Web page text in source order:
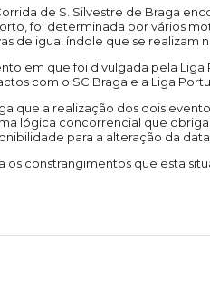
de S. Silvestre de Braga
foi determinada por vários
de igual índole que se realizam
em que foi divulgada pela
com o SC Braga e a Liga
que a realização dos dois
lógica concorrencial que
para a alteração da
os constrangimentos que esta